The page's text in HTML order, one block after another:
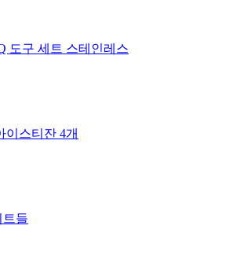
도구 세트 스테인레스
이스티잔 4개
트들